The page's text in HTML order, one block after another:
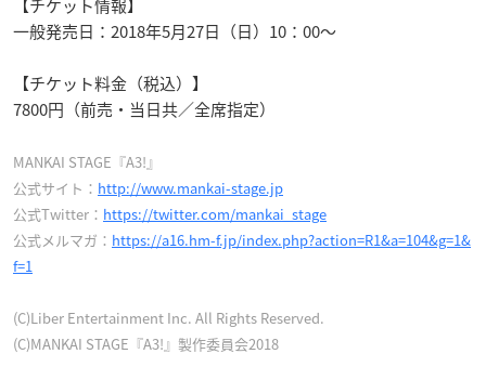
【チケット情報】
一般発売日：2018年5月27日（日）10：00～
【チケット料金（税込）】
7800円（前売・当日共／全席指定）
MANKAI STAGE『A3!』
公式サイト： http://www.mankai-stage.jp
公式Twitter： https://twitter.com/mankai_stage
公式メルマガ： https://a16.hm-f.jp/index.php?action=R1&a=104&g=1&
f=1
(C)Liber Entertainment Inc. All Rights Reserved.
(C)MANKAI STAGE『A3!』製作委員会2018